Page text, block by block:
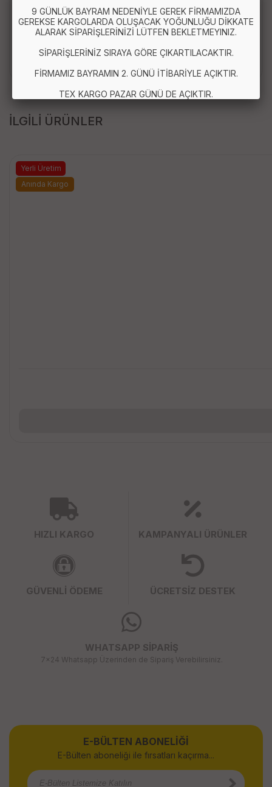
Stok Durumuna Göre Karışık Renklerde
Gönderilmektedir.
İLGİLİ ÜRÜNLER
Yerli Üretim
Anında Kargo
HIZLI KARGO KAMPANYALI ÜRÜNLER
GÜVENLİ ÖDEME ÜCRETSİZ DESTEK
WHATSAPP SİPARİŞ
7x24 Whatsapp Üzerinden de Sipariş Verebilirsiniz.
E-BÜLTEN ABONELİĞİ
E-Bülten aboneliği ile fırsatları kaçırma...
9 GÜNLÜK BAYRAM NEDENİYLE GEREK FİRMAMIZDA
GEREKSE KARGOLARDA OLUŞACAK YOĞUNLUĞU DİKKATE
ALARAK SİPARİŞLERİNİZİ LÜTFEN BEKLETMEYINIZ.
SİPARİŞLERİNİZ SIRAYA GÖRE ÇIKARTILACAKTIR.
FİRMAMIZ BAYRAMIN 2. GÜNÜ İTİBARİYLE AÇIKTIR.
TEX KARGO PAZAR GÜNÜ DE AÇIKTIR.